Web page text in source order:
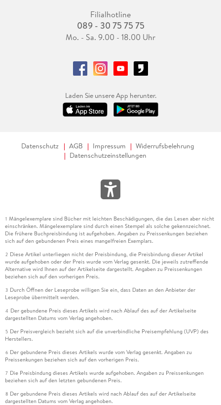
Filialhotline
089 - 30 75 75 75
Mo. - Sa. 9.00 - 18.00 Uhr
Laden Sie unsere App herunter.
Datenschutz AGB Impressum
Widerrufsbelehrung
Datenschutzeinstellungen
1 Mängelexemplare sind Bücher mit leichten Beschädigungen, die das Lesen aber nicht
einschränken. Mängelexemplare sind durch einen Stempel als solche gekennzeichnet.
Die frühere Buchpreisbindung ist aufgehoben. Angaben zu Preissenkungen beziehen
sich auf den gebundenen Preis eines mangelfreien Exemplars.
2 Diese Artikel unterliegen nicht der Preisbindung, die Preisbindung dieser Artikel
wurde aufgehoben oder der Preis wurde vom Verlag gesenkt. Die jeweils zutreffende
Alternative wird Ihnen auf der Artikelseite dargestellt. Angaben zu Preissenkungen
beziehen sich auf den vorherigen Preis.
3 Durch Öffnen der Leseprobe willigen Sie ein, dass Daten an den Anbieter der
Leseprobe übermittelt werden.
4 Der gebundene Preis dieses Artikels wird nach Ablauf des auf der Artikelseite
dargestellten Datums vom Verlag angehoben.
5 Der Preisvergleich bezieht sich auf die unverbindliche Preisempfehlung (UVP) des
Herstellers.
6 Der gebundene Preis dieses Artikels wurde vom Verlag gesenkt. Angaben zu
Preissenkungen beziehen sich auf den vorherigen Preis.
7 Die Preisbindung dieses Artikels wurde aufgehoben. Angaben zu Preissenkungen
beziehen sich auf den letzten gebundenen Preis.
8 Der gebundene Preis dieses Artikels wird nach Ablauf des auf der Artikelseite
dargestellten Datums vom Verlag angehoben.